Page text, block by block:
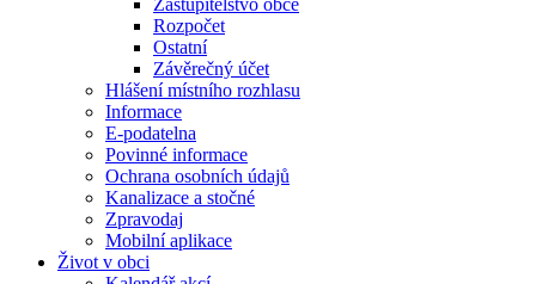
Zastupitelstvo obce
Rozpočet
Ostatní
Závěrečný účet
Hlášení místního rozhlasu
Informace
E-podatelna
Povinné informace
Ochrana osobních údajů
Kanalizace a stočné
Zpravodaj
Mobilní aplikace
Život v obci